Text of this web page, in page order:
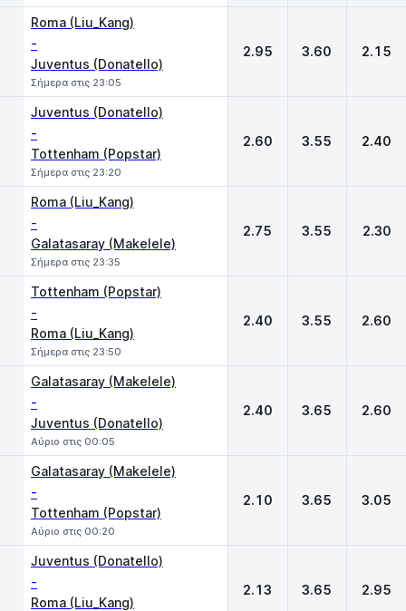
Roma (Liu_Kang)
-
Juventus (Donatello)
Σήμερα στις 23:05
2.95 3.60 2.15
Juventus (Donatello)
-
Tottenham (Popstar)
Σήμερα στις 23:20
2.60 3.55 2.40
Roma (Liu_Kang)
-
Galatasaray (Makelele)
Σήμερα στις 23:35
2.75 3.55 2.30
Tottenham (Popstar)
-
Roma (Liu_Kang)
Σήμερα στις 23:50
2.40 3.55 2.60
Galatasaray (Makelele)
-
Juventus (Donatello)
Αύριο στις 00:05
2.40 3.65 2.60
Galatasaray (Makelele)
-
Tottenham (Popstar)
Αύριο στις 00:20
2.10 3.65 3.05
Juventus (Donatello)
-
Roma (Liu_Kang)
2.13 3.65 2.95